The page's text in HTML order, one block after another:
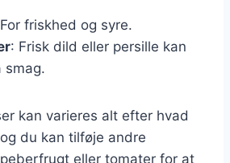
friskhed og syre.
: Frisk dild eller persille kan
smag.
kan varieres alt efter hvad
du kan tilføje andre
eller tomater for at